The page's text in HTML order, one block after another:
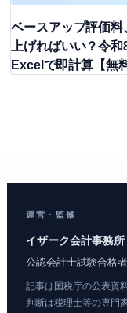
ベースアップ評価料
上げればいい？令
Excelで即計算【無
運営・監修
イザーク会計事務所
公認会計士試験合格
記事は国税庁の公表資
判断は税理士等の専門